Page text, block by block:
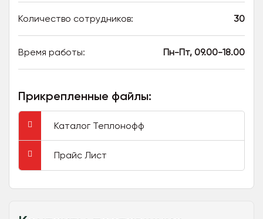
Количество сотрудников: 30
Время работы: Пн-Пт, 09.00-18.00
Прикрепленные файлы:
Каталог Теплонофф
Прайс Лист